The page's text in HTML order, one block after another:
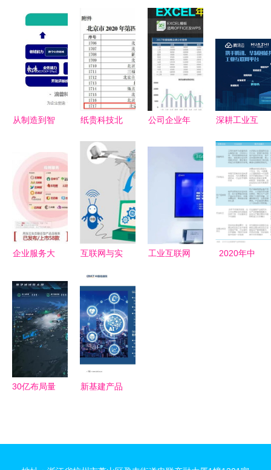
从制造到智
落谁家？
——CCF
GAIR 2020
视野下信息
技术咨询服
纸贵科技北
入选北京市
认定高新技
术企业，助
力信息技术
咨询服务发
公司企业年
析报表模板
格）详解
互联网行业
编号
深耕工业互
产业数字化
转型的「华
制路径」
——从底层
数据打通到
生态融通
企业服务大
冷思考 真
懂企业数字
化需求与信
息技术咨询
的价值？
互联网与实
之道 工业
互联网数据
服务的关键
作用
工业互联网
2020年中
30亿布局量
新基建产品